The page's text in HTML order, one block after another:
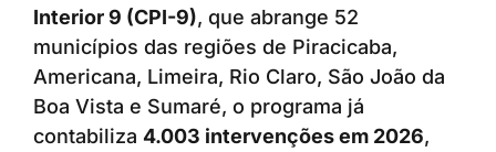
Interior 9 (CPI-9), que abrange 52
municípios das regiões de Piracicaba,
Americana, Limeira, Rio Claro, São João da
Boa Vista e Sumaré, o programa já
contabiliza 4.003 intervenções em 2026,